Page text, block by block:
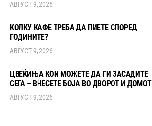
АВГУСТ 9, 2026
КОЛКУ КАФЕ ТРЕБА ДА ПИЕТЕ СПОРЕД
ГОДИНИТЕ?
АВГУСТ 9, 2026
ЦВЕЌИЊА КОИ МОЖЕТЕ ДА ГИ ЗАСАДИТЕ
СЕГА – ВНЕСЕТЕ БОЈА ВО ДВОРОТ И ДОМОТ
АВГУСТ 9, 2026